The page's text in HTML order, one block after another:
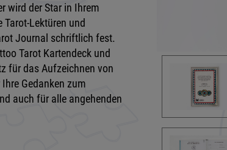
wird der Star in Ihrem
Tarot-Lektüren und
Journal schriftlich fest.
Tarot Kartendeck und
für das Aufzeichnen von
Gedanken zum
auch für alle angehenden